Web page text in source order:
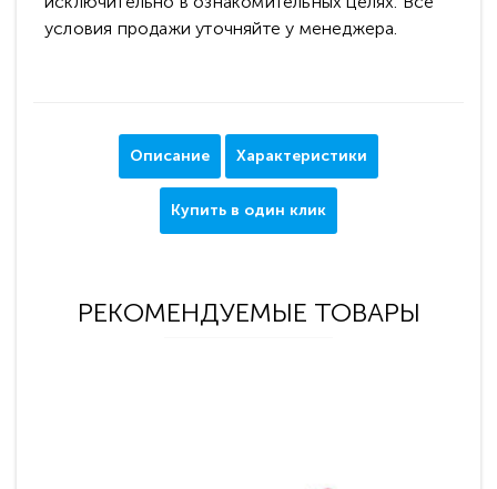
условия продажи уточняйте у менеджера.
Описание Характеристики
Купить в один клик
РЕКОМЕНДУЕМЫЕ ТОВАРЫ